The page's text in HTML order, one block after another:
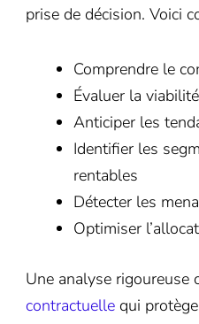
prise de décision. Voici
Comprendre le
Évaluer la
Anticiper les
Identifier les
rentables
Détecter les
Optimiser
Une analyse rigoureuse
contractuelle qui